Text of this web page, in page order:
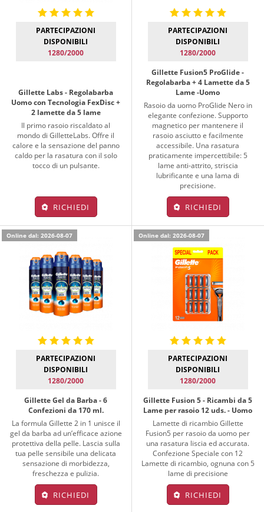
PARTECIPAZIONI
DISPONIBILI
1280/2000
Gillette Labs - Regolabarba
Uomo con Tecnologia FexDisc +
2 lamette da 5 lame
Il primo rasoio riscaldato al
mondo di GilletteLabs. Offre il
calore e la sensazione del panno
caldo per la rasatura con il solo
tocco di un pulsante.
RICHIEDI
PARTECIPAZIONI
DISPONIBILI
1280/2000
Gillette Fusion5 ProGlide -
Regolabarba + 4 Lamette da 5
Lame -Uomo
Rasoio da uomo ProGlide Nero in
elegante confezione. Supporto
magnetico per mantenere il
rasoio asciutto e facilmente
accessibile. Una rasatura
praticamente impercettibile: 5
lame anti-attrito, striscia
lubrificante e una lama di
precisione.
RICHIEDI
Online dal: 2026-08-07
PARTECIPAZIONI
DISPONIBILI
1280/2000
Gillette Gel da Barba - 6
Confezioni da 170 ml.
La formula Gillette 2 in 1 unisce il
gel da barba ad un’efficace azione
protettiva della pelle. Lascia sulla
tua pelle sensibile una delicata
sensazione di morbidezza,
freschezza e pulizia.
RICHIEDI
Online dal: 2026-08-07
PARTECIPAZIONI
DISPONIBILI
1280/2000
Gillette Fusion 5 - Ricambi da 5
Lame per rasoio 12 uds. - Uomo
Lamette di ricambio Gillette
Fusion5 per rasoio da uomo per
una rasatura liscia ed accurata.
Confezione Speciale con 12
Lamette di ricambio, ognuna con 5
lame di precisione
RICHIEDI